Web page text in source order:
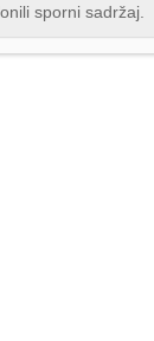
sporni sadržaj.